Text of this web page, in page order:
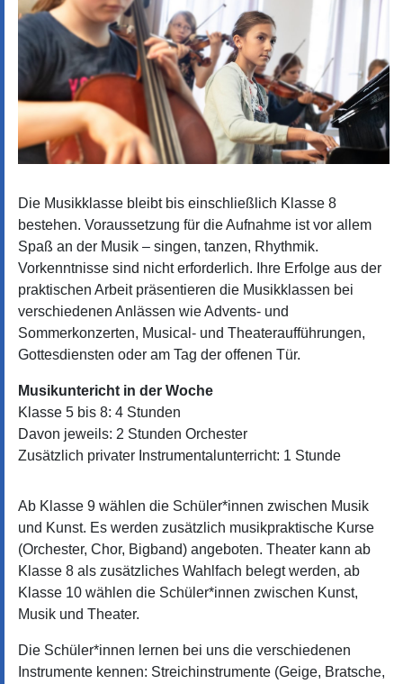
Die Musikklasse bleibt bis einschließlich Klasse 8
bestehen. Voraussetzung für die Aufnahme ist vor allem
Spaß an der Musik – singen, tanzen, Rhythmik.
Vorkenntnisse sind nicht erforderlich. Ihre Erfolge aus der
praktischen Arbeit präsentieren die Musikklassen bei
verschiedenen Anlässen wie Advents- und
Sommerkonzerten, Musical- und Theateraufführungen,
Gottesdiensten oder am Tag der offenen Tür.
Musikuntericht in der Woche
Klasse 5 bis 8: 4 Stunden
Davon jeweils: 2 Stunden Orchester
Zusätzlich privater Instrumentalunterricht: 1 Stunde
Ab Klasse 9 wählen die Schüler*innen zwischen Musik
und Kunst. Es werden zusätzlich musikpraktische Kurse
(Orchester, Chor, Bigband) angeboten. Theater kann ab
Klasse 8 als zusätzliches Wahlfach belegt werden, ab
Klasse 10 wählen die Schüler*innen zwischen Kunst,
Musik und Theater.
Die Schüler*innen lernen bei uns die verschiedenen
Instrumente kennen: Streichinstrumente (Geige, Bratsche,